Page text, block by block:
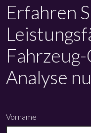
Erfahren
Analyse
Vorname